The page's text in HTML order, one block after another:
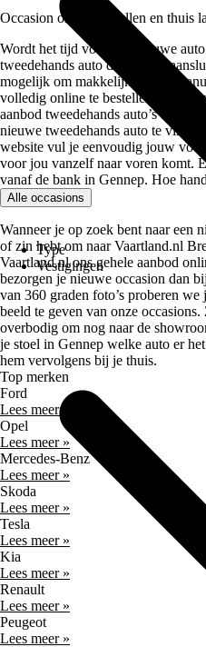
Type
Vestigingen
Occasion online bestellen en thuis
Wordt het tijd voor een nieuwe auto
tweedehands auto die perfect
mogelijk om makkelijk en snel
volledig online te bestellen in
aanbod tweedehands auto’s biedt
nieuwe tweedehands auto te
website vul je eenvoudig jouw
voor jou vanzelf naar voren komt.
vanaf de bank in Gennep. Hoe
Alle occasions
Wanneer je op zoek bent naar een
of zin hebt om naar Vaartland.nl
Vaartland.nl ons gehele aanbod
bezorgen je nieuwe occasion dan
van 360 graden foto’s proberen
beeld te geven van onze
overbodig om nog naar de
je stoel in Gennep welke auto er
hem vervolgens bij je thuis.
Top merken
Ford
Lees meer »
Opel
Lees meer »
Mercedes-Benz
Lees meer »
Skoda
Lees meer »
Tesla
Lees meer »
Kia
Lees meer »
Renault
Lees meer »
Peugeot
Lees meer »